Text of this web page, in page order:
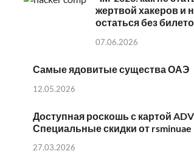
жертвой хакеров и
остаться без
07.06.2026
Самые ядовитые существа ОАЭ
12.05.2026
Доступная роскошь с картой
Специальные скидки от rsminuae
27.03.2026